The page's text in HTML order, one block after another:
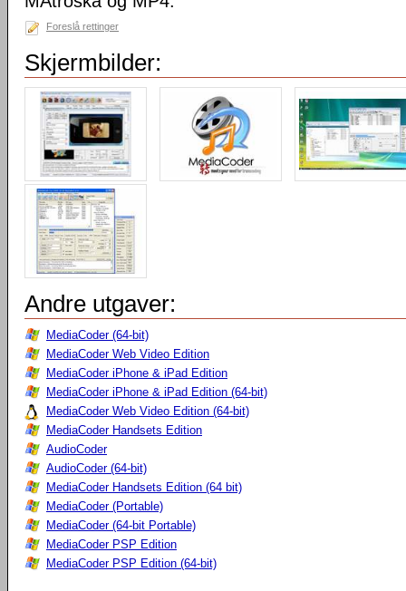
Foreslå rettinger
Skjermbilder:
Andre utgaver:
MediaCoder (64-bit)
MediaCoder Web Video Edition
MediaCoder iPhone & iPad Edition
MediaCoder iPhone & iPad Edition (64-bit)
MediaCoder Web Video Edition (64-bit)
MediaCoder Handsets Edition
AudioCoder
AudioCoder (64-bit)
MediaCoder Handsets Edition (64 bit)
MediaCoder (Portable)
MediaCoder (64-bit Portable)
MediaCoder PSP Edition
MediaCoder PSP Edition (64-bit)